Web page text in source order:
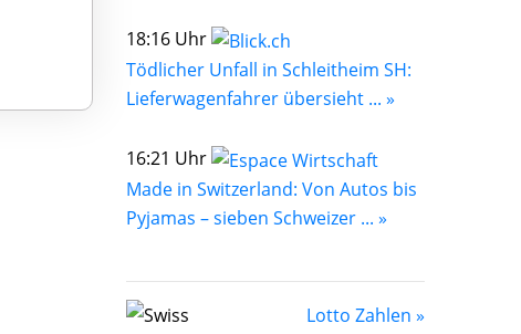
18:16 Uhr
Tödlicher Unfall in Schleitheim SH:
Lieferwagenfahrer übersieht ... »
16:21 Uhr
Made in Switzerland: Von Autos bis
Pyjamas – sieben Schweizer ... »
Lotto Zahlen »